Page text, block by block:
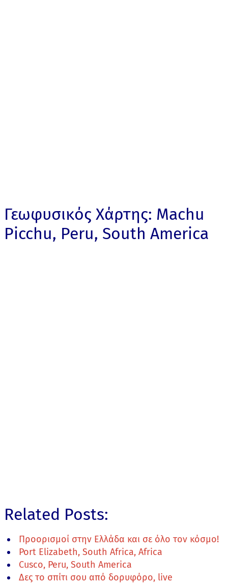
Γεωφυσικός Χάρτης: Machu
Picchu, Peru, South America
Related Posts:
Προορισμοί στην Ελλάδα και σε όλο τον κόσμο!
Port Elizabeth, South Africa, Africa
Cusco, Peru, South America
Δες το σπίτι σου από δορυφόρο, live